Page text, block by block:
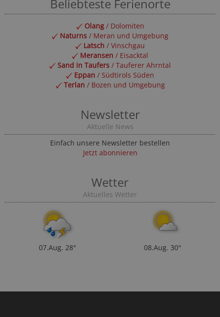
Beliebteste Ferienorte
Olang/ Dolomiten
Naturns / Meran und Umgebung
Latsch / Vinschgau
Meransen / Eisacktal
Sand in Taufers / Tauferer Ahrntal
Eppan / Südtirols Süden
Terlan / Bozen und Umgebung
Newsletter
Aktuelle News
Einfach unsere Newsletter bestellen
Jetzt abonnieren
Wetter
Aktuelles Wetter
07.Aug. 28° 08.Aug. 30°